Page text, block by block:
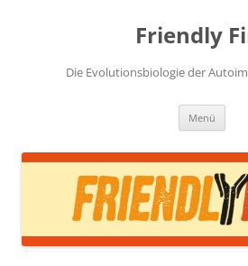
Friendly
Die Evolutionsbiologie der
Menü